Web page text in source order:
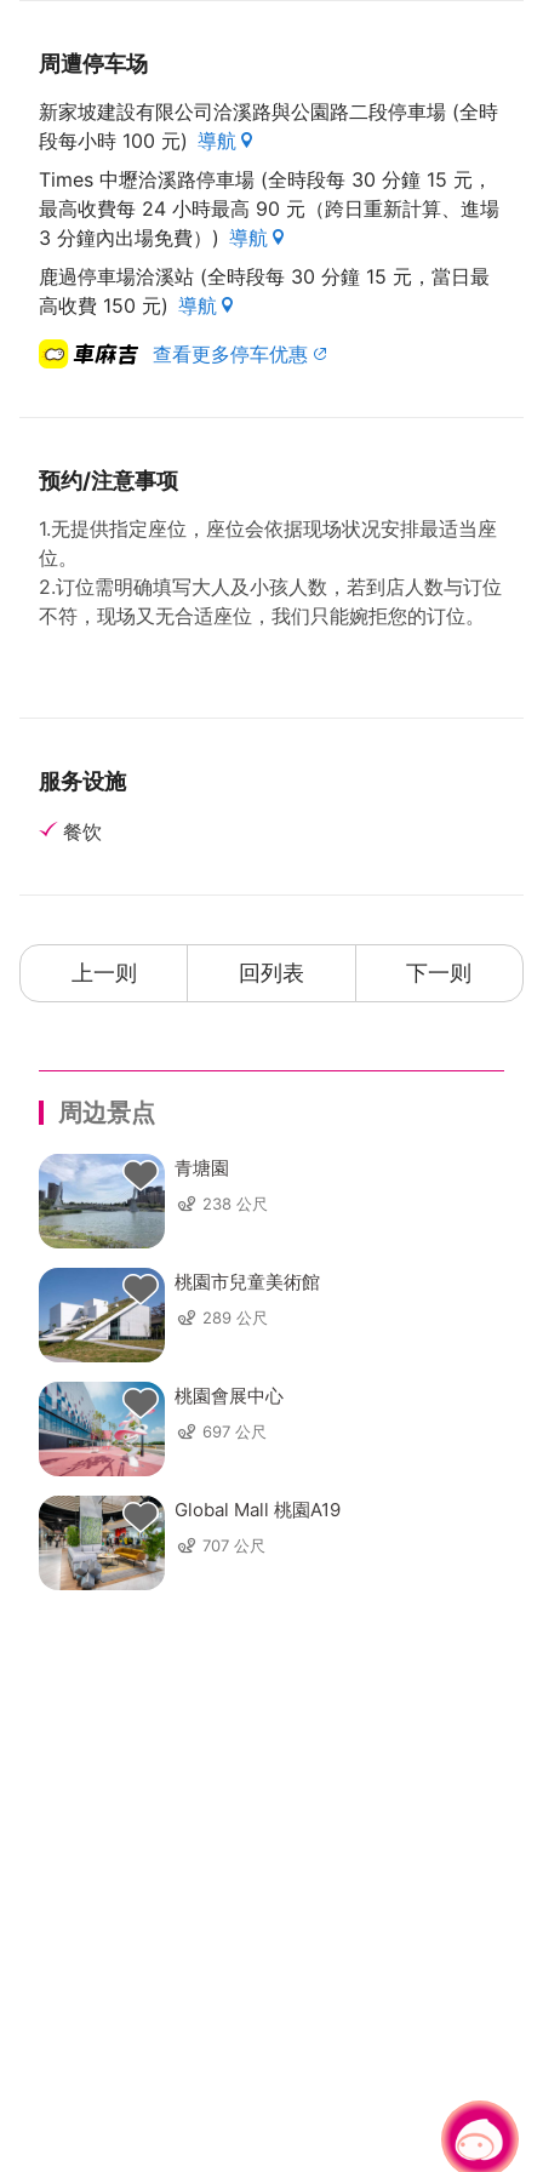
周遭停车场
新家坡建設有限公司洽溪路與公園路二段停車場 (全時
段每小時 100 元) 導航
Times 中壢洽溪路停車場 (全時段每 30 分鐘 15 元，
最高收費每 24 小時最高 90 元（跨日重新計算、進場
3 分鐘內出場免費）) 導航
鹿過停車場洽溪站 (全時段每 30 分鐘 15 元，當日最
高收費 150 元) 導航
查看更多停车优惠
预约/注意事项
1.无提供指定座位，座位会依据现场状况安排最适当座
位。
2.订位需明确填写大人及小孩人数，若到店人数与订位
不符，现场又无合适座位，我们只能婉拒您的订位。
服务设施
餐饮
上一则 回列表 下一则
周边景点
青塘園
238 公尺
桃園市兒童美術館
289 公尺
桃園會展中心
697 公尺
Global Mall 桃園A19
707 公尺